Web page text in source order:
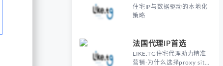
住宅IP与数据驱动的本地化
策略
法国代理IP首选
LIKE.TG住宅代理助力精准
营销-为什么选择proxy site